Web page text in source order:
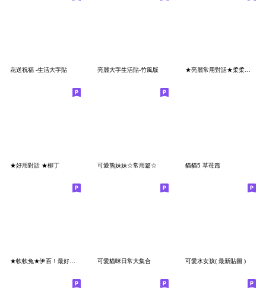
花送祝福 -生活大字貼 亮麗大字生活貼-竹風版 ★亮麗常用對話★柔柔兔回家賴你！
★好用對話 ★柳丁 可愛熊妹妹☆常用篇☆ 貓貓5 草苺篇
★軟軟兔★伊百！最好用生活貼！ 可愛貓咪日常大集合 可愛水女孩( 最新貼圖 )